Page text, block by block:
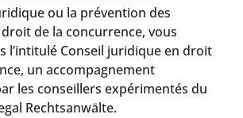
ou la prévention des
de la concurrence, vous
l’intitulé Conseil juridique en droit
un accompagnement
les conseillers expérimentés du
Rechtsanwälte.